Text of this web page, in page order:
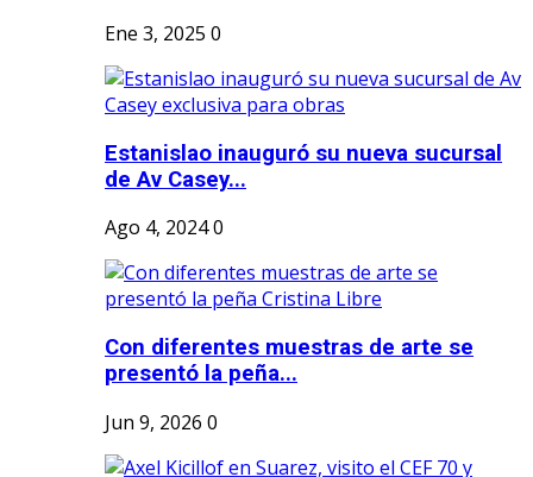
Ene 3, 2025 0
Estanislao inauguró su nueva sucursal
de Av Casey...
Ago 4, 20240
Con diferentes muestras de arte se
presentó la peña...
Jun 9, 2026 0